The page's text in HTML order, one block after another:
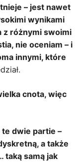
– jest nawet
wynikami
z różnymi swoimi
nie oceniam – i
innymi, które
cnota, więc
te dwie partie –
a także
taką samą jak